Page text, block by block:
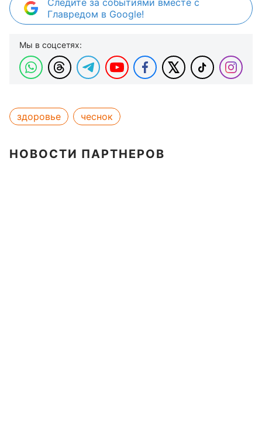
Следите за событиями вместе с
Главредом в Google!
Мы в соцсетях:
здоровье чеснок
НОВОСТИ ПАРТНЕРОВ